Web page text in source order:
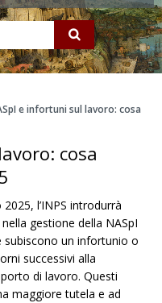
e infortuni sul lavoro: cosa
cosa
l’INPS introdurrà
gestione della NASpI
subiscono un infortunio o
successivi alla
di lavoro. Questi
maggiore tutela e ad